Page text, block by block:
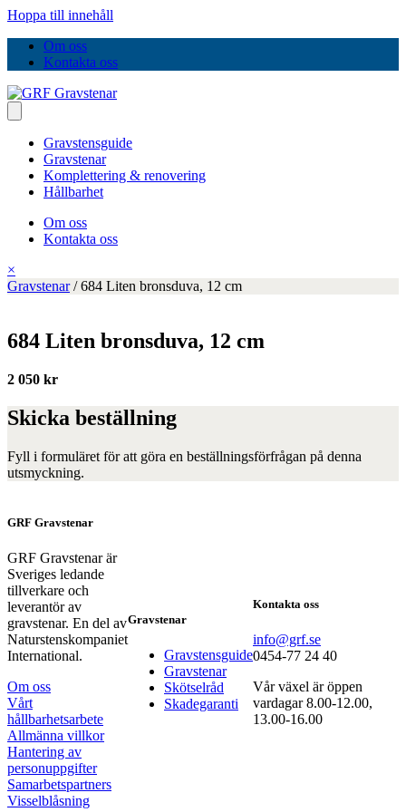
Hoppa till innehåll
Om oss
Kontakta oss
Gravstensguide
Gravstenar
Komplettering & renovering
Hållbarhet
Om oss
Kontakta oss
×
Gravstenar/684 Liten bronsduva, 12 cm
684 Liten bronsduva, 12 cm
2 050 kr
Skicka beställning
Fyll i formuläret för att göra en beställningsförfrågan på denna
utsmyckning.
GRF Gravstenar
GRF Gravstenar är
Sveriges ledande
tillverkare och
leverantör av
gravstenar. En del av
Naturstenskompaniet
International.
Om oss
Vårt
hållbarhetsarbete
Allmänna villkor
Hantering av
personuppgifter
Samarbetspartners
Visselblåsning
Gravstenar
Gravstensguide
Gravstenar
Skötselråd
Skadegaranti
Kontakta oss
info@grf.se
0454-77 24 40
Vår växel är öppen
vardagar 8.00-12.00,
13.00-16.00